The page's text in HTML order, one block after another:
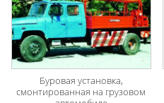
Буровая установка,
смонтированная на грузовом